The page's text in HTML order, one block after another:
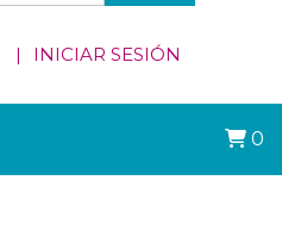
INICIAR SESIÓN
0